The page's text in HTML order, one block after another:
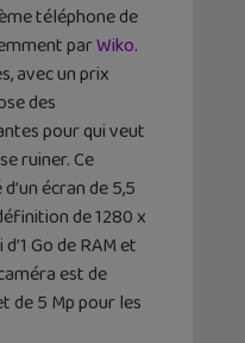
téléphone de
parWiko.
avec un prix
des
pour qui veut
ruiner. Ce
écran de 5,5
de 1280 x
Go de RAM et
est de
de 5 Mp pour les